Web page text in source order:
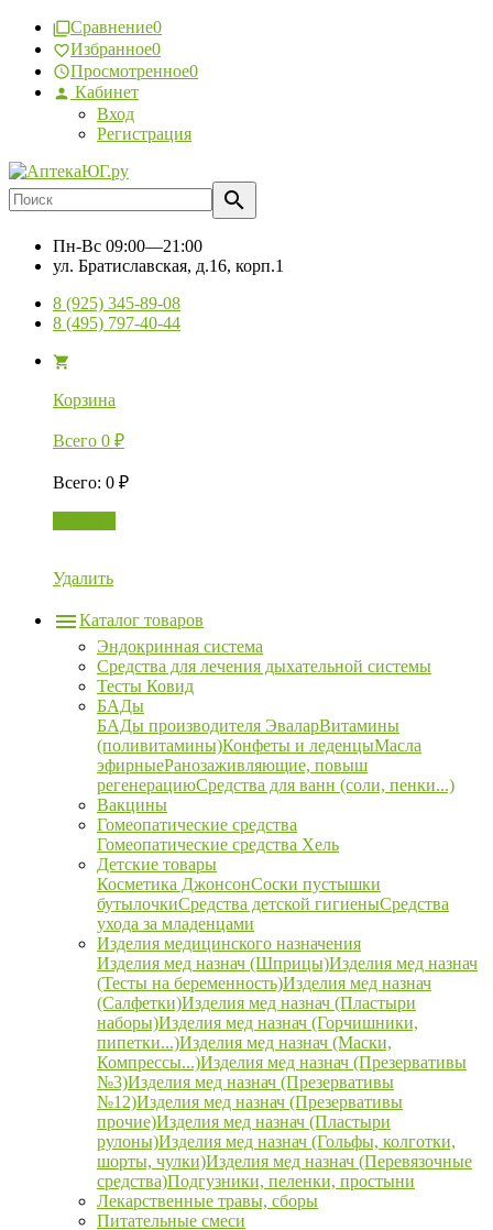
Сравнение0
Избранное0
Просмотренное0
Кабинет
Вход
Регистрация
Пн-Вс 09:00—21:00
ул. Братиславская, д.16, корп.1
8 (925) 345-89-08
8 (495) 797-40-44
Корзина
Всего 0 ₽
Всего: 0 ₽
Удалить
Каталог товаров
Эндокринная система
Средства для лечения дыхательной системы
Тесты Ковид
БАДы
БАДы производителя ЭваларВитамины
(поливитамины)Конфеты и леденцыМасла
эфирныеРанозаживляющие, повыш
регенерациюСредства для ванн (соли, пенки...)
Вакцины
Гомеопатические средства
Гомеопатические средства Хель
Детские товары
Косметика ДжонсонСоски пустышки
бутылочкиСредства детской гигиеныСредства
ухода за младенцами
Изделия медицинского назначения
Изделия мед назнач (Шприцы)Изделия мед назнач
(Тесты на беременность)Изделия мед назнач
(Салфетки)Изделия мед назнач (Пластыри
наборы)Изделия мед назнач (Горчишники,
пипетки...)Изделия мед назнач (Маски,
Компрессы...)Изделия мед назнач (Презервативы
№3)Изделия мед назнач (Презервативы
№12)Изделия мед назнач (Презервативы
прочие)Изделия мед назнач (Пластыри
рулоны)Изделия мед назнач (Гольфы, колготки,
шорты, чулки)Изделия мед назнач (Перевязочные
средства)Подгузники, пеленки, простыни
Лекарственные травы, сборы
Питательные смеси